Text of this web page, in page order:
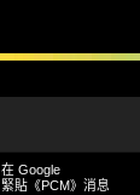
在 Google
緊貼《PCM》消息